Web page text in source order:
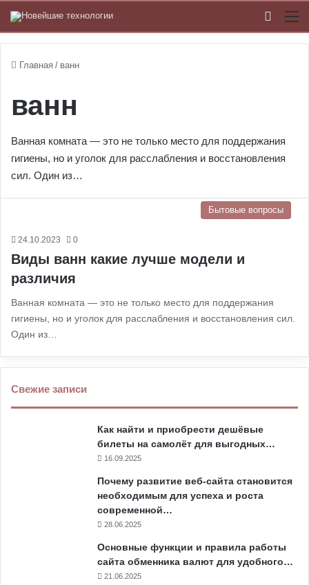
Главная / ванн
ванн
Ванная комната — это не только место для поддержания
гигиены, но и уголок для расслабления и восстановления
сил. Один из…
Бытовые вопросы
24.10.2023 0
Виды ванн какие лучше модели и
различия
Ванная комната — это не только место для поддержания
гигиены, но и уголок для расслабления и восстановления сил.
Один из…
Свежие записи
Как найти и приобрести дешёвые
билеты на самолёт для выгодных…
16.09.2025
Почему развитие веб-сайта становится
необходимым для успеха и роста
современной…
28.06.2025
Основные функции и правила работы
сайта обменника валют для удобного…
21.06.2025